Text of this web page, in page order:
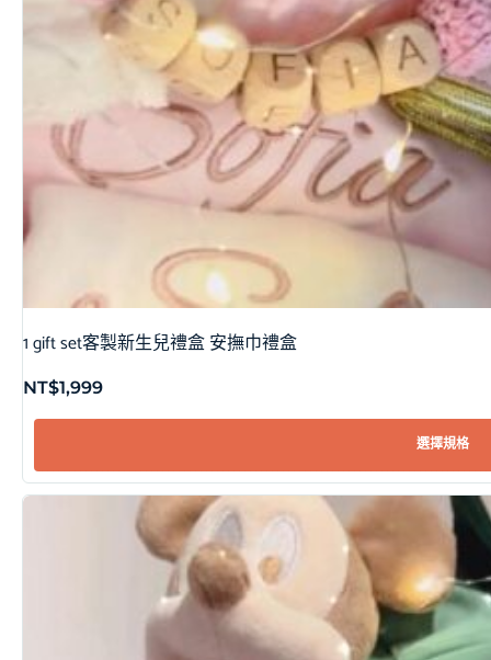
1 gift set客製新生兒禮盒 安撫巾禮盒
NT$1,999
選擇規格